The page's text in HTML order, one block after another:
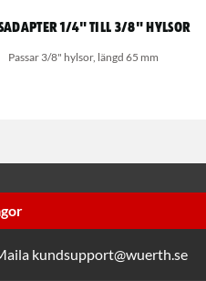
1/4" till 3/8" hylsor
Passar 3/8" hylsor, längd 65 mm
kundsupport@wuerth.se